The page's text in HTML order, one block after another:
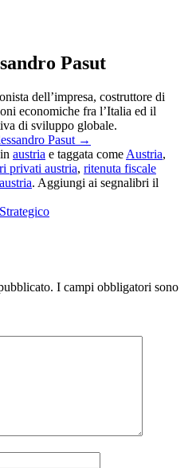
Pasut
dell’impresa, costruttore di
economiche fra l’Italia ed il
di sviluppo globale.
Pasut →
austria e taggata come Austria,
privati austria, ritenuta fiscale
. Aggiungi ai segnalibri il
I campi obbligatori sono